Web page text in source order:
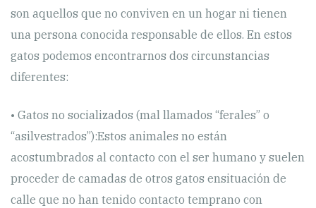
son aquellos que no conviven en un hogar ni tienen
una persona conocida responsable de ellos. En estos
gatos podemos encontrarnos dos circunstancias
diferentes:
• Gatos no socializados (mal llamados “ferales” o
“asilvestrados”):Estos animales no están
acostumbrados al contacto con el ser humano y suelen
proceder de camadas de otros gatos ensituación de
calle que no han tenido contacto temprano con